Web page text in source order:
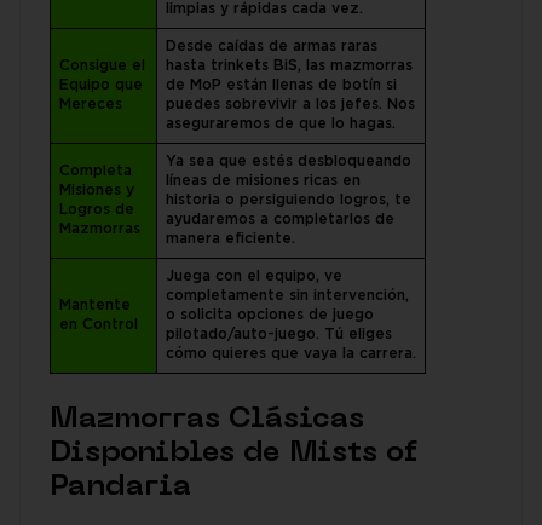
limpias y rápidas cada vez.
Consigue el
Equipo que
Mereces
Desde caídas de armas raras
hasta trinkets BiS, las mazmorras
de MoP están llenas de botín si
puedes sobrevivir a los jefes. Nos
aseguraremos de que lo hagas.
Completa
Misiones y
Logros de
Mazmorras
Ya sea que estés desbloqueando
líneas de misiones ricas en
historia o persiguiendo logros, te
ayudaremos a completarlos de
manera eficiente.
Mantente
en Control
Juega con el equipo, ve
completamente sin intervención,
o solicita opciones de juego
pilotado/auto-juego. Tú eliges
cómo quieres que vaya la carrera.
Mazmorras Clásicas
Disponibles de Mists of
Pandaria